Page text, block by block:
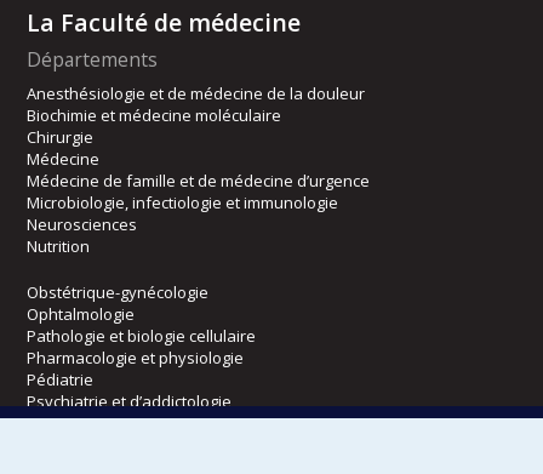
La Faculté de médecine
Départements
Anesthésiologie et de médecine de la douleur
Biochimie et médecine moléculaire
Chirurgie
Médecine
Médecine de famille et de médecine d’urgence
Microbiologie, infectiologie et immunologie
Neurosciences
Nutrition
Obstétrique-gynécologie
Ophtalmologie
Pathologie et biologie cellulaire
Pharmacologie et physiologie
Pédiatrie
Psychiatrie et d’addictologie
Radiologie, radio-oncologie et médecine nucléaire